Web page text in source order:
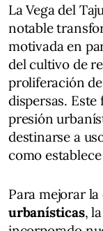
La Vega del
notable
motivada en
del cultivo de
proliferación
dispersas.
presión
destinarse a
como
Para mejorar
urbanísticas,